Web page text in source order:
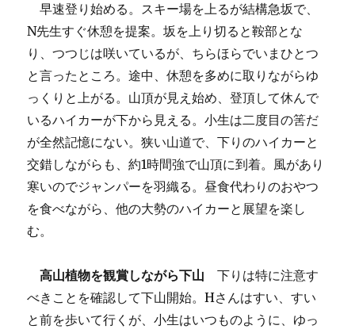
早速登り始める。スキー場を上るが結構急坂で、
N先生すぐ休憩を提案。坂を上り切ると鞍部とな
り、つつじは咲いているが、ちらほらでいまひとつ
と言ったところ。途中、休憩を多めに取りながらゆ
っくりと上がる。山頂が見え始め、登頂して休んで
いるハイカーが下から見える。小生は二度目の筈だ
が全然記憶にない。狭い山道で、下りのハイカーと
交錯しながらも、約1時間強で山頂に到着。風があり
寒いのでジャンパーを羽織る。昼食代わりのおやつ
を食べながら、他の大勢のハイカーと展望を楽し
む。
高山植物を観賞しながら下山下りは特に注意す
べきことを確認して下山開始。Hさんはすい、すい
と前を歩いて行くが、小生はいつものように、ゆっ